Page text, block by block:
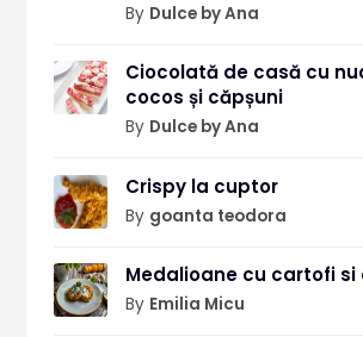
By Dulce by Ana
Ciocolată de casă cu
cocos și căpșuni
By Dulce by Ana
Crispy la cuptor
By goanta teodora
Medalioane cu cartofi si
By Emilia Micu